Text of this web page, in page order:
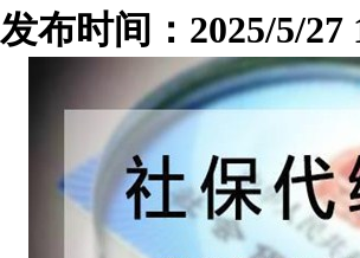
发布时间：2025/5/27